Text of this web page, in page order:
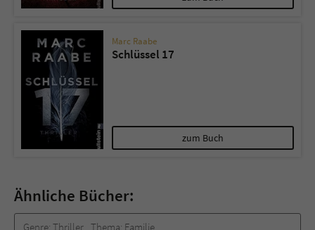
Marc Raabe
Schlüssel 17
zum Buch
Ähnliche Bücher:
Genre: Thriller Thema: Familie